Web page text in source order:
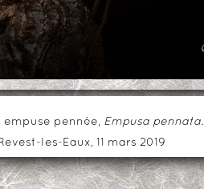
empuse pennée, Empusa pennata.
les-Eaux, 11 mars 2019